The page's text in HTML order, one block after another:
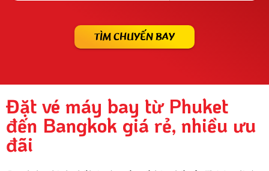
TÌM CHUYẾN BAY
Đặt vé máy bay từ Phuket
đến Bangkok giá rẻ, nhiều ưu
đãi